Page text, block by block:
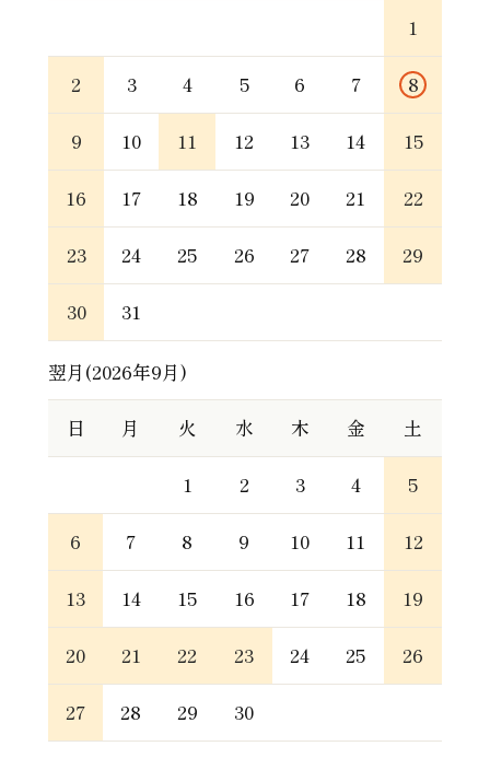
1
2 3 4 5 6 7 8
9 10 11 12 13 14 15
16 17 18 19 20 21 22
23 24 25 26 27 28 29
30 31
翌月(2026年9月)
日 月 火 水 木 金 土
1 2 3 4 5
6 7 8 9 10 11 12
13 14 15 16 17 18 19
20 21 22 23 24 25 26
27 28 29 30